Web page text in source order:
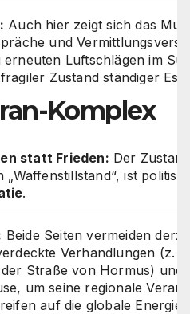
Auch hier zeigt sich das
und
Luftschlägen im
Zustand ständiger
Komplex
statt Frieden: Der
ist
.
Beide Seiten vermeiden
Verhandlungen (z.
Straße von Hormus)
um seine regionale
auf die globale